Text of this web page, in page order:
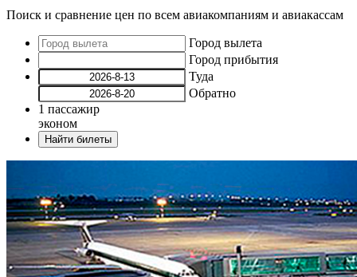
Поиск и сравнение цен по всем авиакомпаниям и авиакассам
Город вылета
Город прибытия
Туда
Обратно
1 пассажир
эконом
Найти билеты